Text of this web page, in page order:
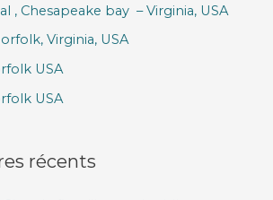
, Chesapeake bay – Virginia, USA
Virginia, USA
USA
USA
récents